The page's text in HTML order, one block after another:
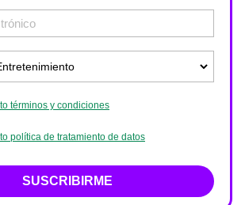
términos y condiciones
política de tratamiento de datos
SUSCRIBIRME